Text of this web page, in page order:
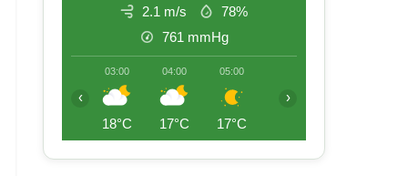
2.1 m/s
78%
761 mmHg
03:00
18°C
04:00
17°C
05:00
17°C
‹ ›